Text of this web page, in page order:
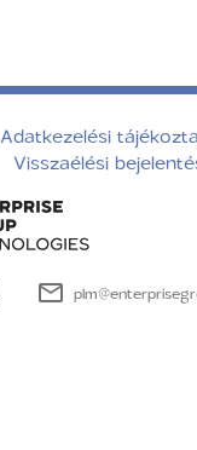
Adatkezelési
Visszaélési